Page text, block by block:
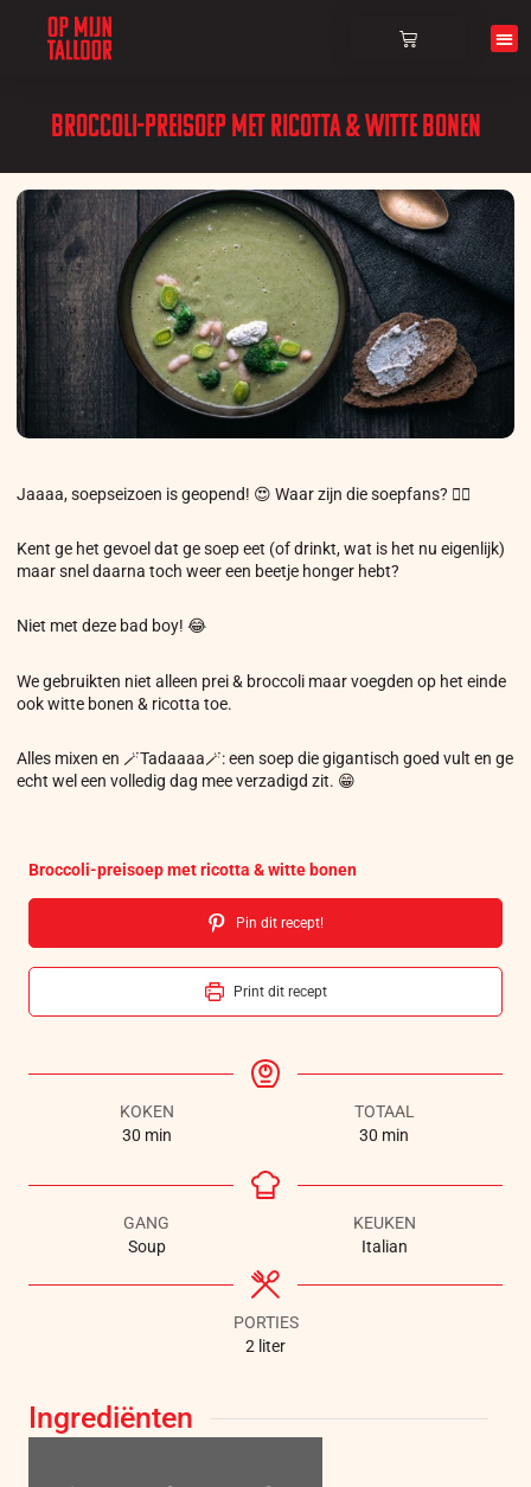
Broccoli-preisoep met ricotta & witte bonen
Jaaaa, soepseizoen is geopend! 😍 Waar zijn die soepfans? 🙋‍♀️
Kent ge het gevoel dat ge soep eet (of drinkt, wat is het nu eigenlijk)
maar snel daarna toch weer een beetje honger hebt?
Niet met deze bad boy! 😂
We gebruikten niet alleen prei & broccoli maar voegden op het einde
ook witte bonen & ricotta toe.
Alles mixen en 🪄Tadaaaa🪄: een soep die gigantisch goed vult en ge
echt wel een volledig dag mee verzadigd zit. 😁
Broccoli-preisoep met ricotta & witte bonen
Pin dit recept!
Print dit recept
KOKEN
30 min
TOTAAL
30 min
GANG
Soup
KEUKEN
Italian
PORTIES
2 liter
Ingrediënten